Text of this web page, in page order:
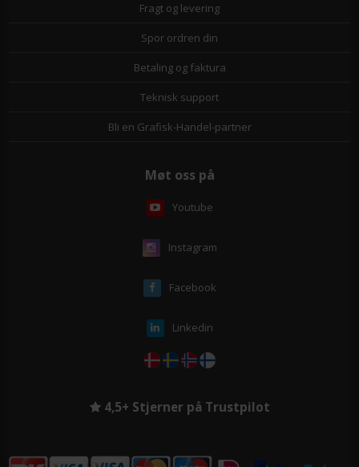
Fragt og levering
Spor ordren din
Betaling og faktura
Teknisk support
Bli en Grafisk-Handel-partner
Møt oss på
Youtube
Instagram
Facebook
Linkedin
4,5+ Stjerner på Trustpilot